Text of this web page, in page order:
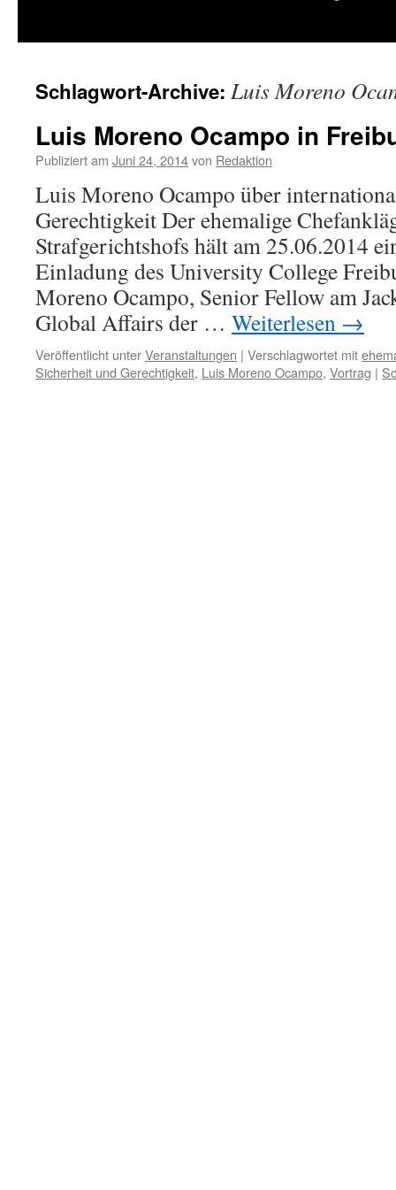
Schlagwort-Archive: Luis Moreno
Luis Moreno Ocampo in
Publiziert am Juni 24, 2014von Redaktion
Luis Moreno Ocampo über
Gerechtigkeit Der ehemalige
Strafgerichtshofs hält am 25.06.2014
Einladung des University College
Moreno Ocampo, Senior Fellow am
Global Affairs der … Weiterlesen →
Veröffentlicht unterVeranstaltungen | Verschlagwortet mit
Sicherheit und Gerechtigkeit, Luis Moreno Ocampo, Vortrag |